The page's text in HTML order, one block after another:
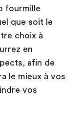
fourmille
que soit le
choix à
en
afin de
le mieux à vos
vos